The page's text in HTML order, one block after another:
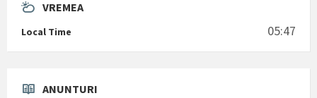
VREMEA
Local Time 05:47
ANUNTURI